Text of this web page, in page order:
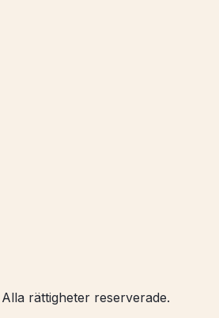
rättigheter reserverade.